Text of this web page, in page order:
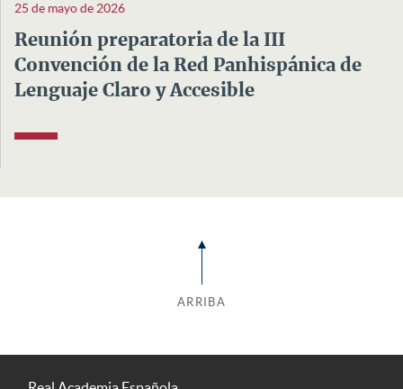
25 de mayo de 2026
Reunión preparatoria de la III
Convención de la Red Panhispánica de
Lenguaje Claro y Accesible
ARRIBA